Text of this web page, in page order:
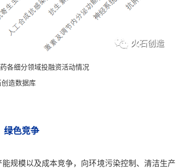
各细分领域投融资活动情况
造数据库
绿色竞争
模以及成本竞争，向环境污染控制、清洁生产